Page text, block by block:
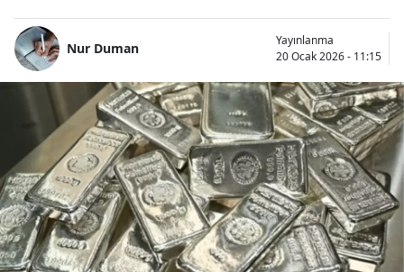
Nur Duman
Yayınlanma
20 Ocak 2026 - 11:15